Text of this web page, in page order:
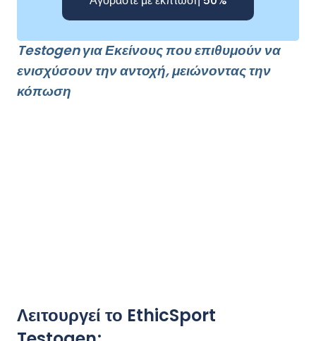
Testogen για Εκείνους που επιθυμούννα
ενισχύσουν την αντοχή, μειώνοντας την
κόπωση
Λειτουργεί το EthicSport